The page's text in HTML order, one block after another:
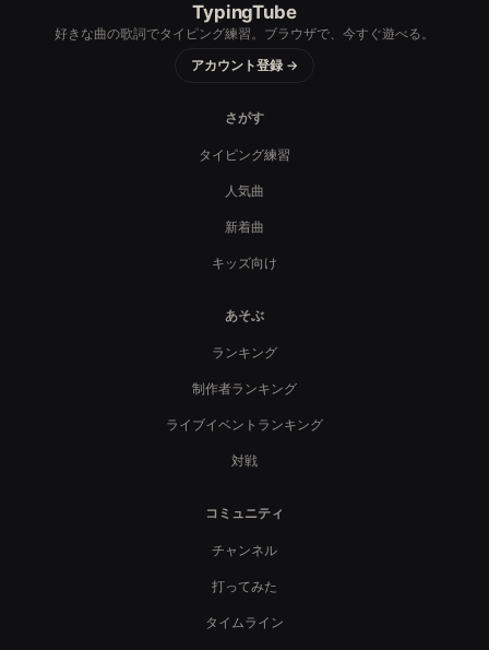
TypingTube
好きな曲の歌詞でタイピング練習。ブラウザで、今すぐ遊べる。
アカウント登録 →
さがす
タイピング練習
人気曲
新着曲
キッズ向け
あそぶ
ランキング
制作者ランキング
ライブイベントランキング
対戦
コミュニティ
チャンネル
打ってみた
タイムライン